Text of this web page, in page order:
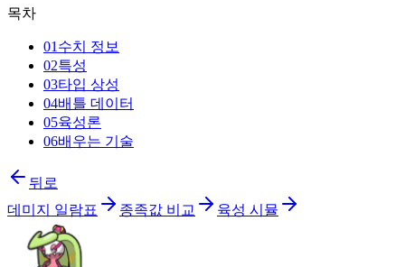
목차
01 수치 정보
02특성
03타입 상성
04배틀 데이터
05육성론
06배우는 기술
뒤로
데미지 일람표
종족값 비교 육성 시뮬